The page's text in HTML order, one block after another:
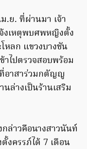
.ย. ที่ผ่านมา เจ้า
งเหตุพบศพหญิงตั้ง
หลก แขวงบางชัน
าไปตรวจสอบพร้อม
อาสาร่วมกตัญญู
ล่างเป็นร้านเสริม
ล่าวคือนางสาวนันท์
งครรภ์ได้ 7 เดือน